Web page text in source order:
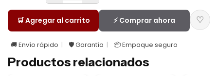
🛒 Agregar al carrito ⚡ Comprar ahora ♡
🚚 Envío rápido 🛡️ Garantía 📦 Empaque seguro
Productos relacionados